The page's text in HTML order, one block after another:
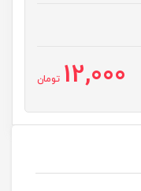
12,000 تومان